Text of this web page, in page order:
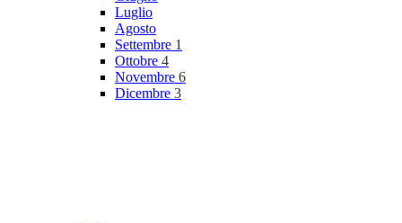
Luglio
Agosto
Settembre 1
Ottobre 4
Novembre 6
Dicembre 3